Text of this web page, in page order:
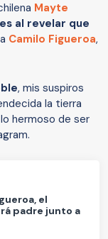
Mayte
al revelar que
Camilo Figueroa,
, mis suspiros
la tierra
hermoso de ser
el
padre junto a